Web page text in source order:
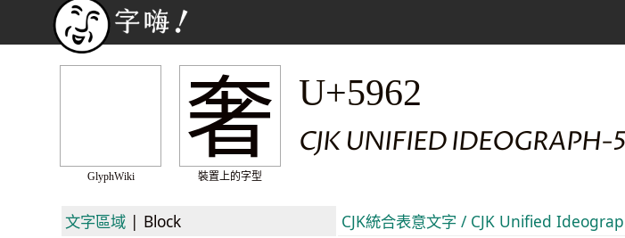
GlyphWiki
奢
裝置上的字型
U+5962
CJK UNIFIED IDEOGRAPH-
文字區域 | Block CJK統合表意文字 / CJK Unified